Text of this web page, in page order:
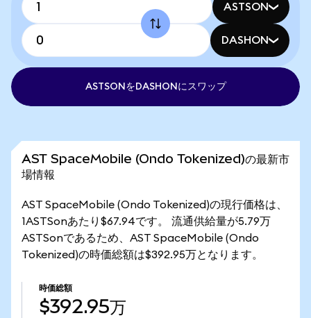
ASTSON
DASHON
ASTSONをDASHONにスワップ
AST SpaceMobile (Ondo Tokenized)の最新市
場情報
AST SpaceMobile (Ondo Tokenized)の現行価格は、
1ASTSonあたり$67.94です。 流通供給量が5.79万
ASTSonであるため、AST SpaceMobile (Ondo
Tokenized)の時価総額は$392.95万となります。
時価総額
$392.95万